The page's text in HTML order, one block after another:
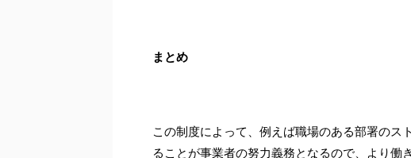
まとめ
この制度によって、例えば職場のある部署の
ることが事業者の努力義務となるので、より働